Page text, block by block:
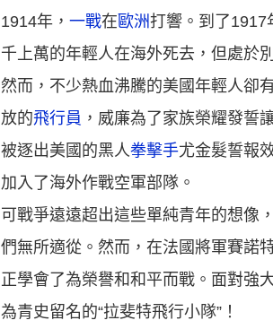
1914年，一戰在歐洲打響。到了1917
千上萬的年輕人在海外死去，但處於
然而，不少熱血沸騰的美國年輕人卻
放的飛行員 ，威廉為了家族榮耀發誓
被逐出美國的黑人拳擊手尤金髮誓報
加入了海外作戰空軍部隊。
可戰爭遠遠超出這些單純青年的想像
們無所適從。然而，在法國將軍賽諾
正學會了為榮譽和和平而戰。面對強
為青史留名的“拉斐特飛行小隊”！